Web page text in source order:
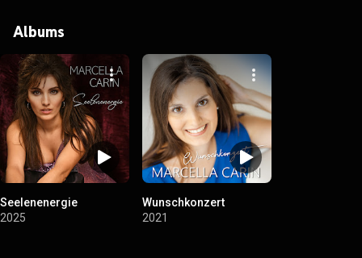
Albums
Seelenenergie
2025
Wunschkonzert
2021